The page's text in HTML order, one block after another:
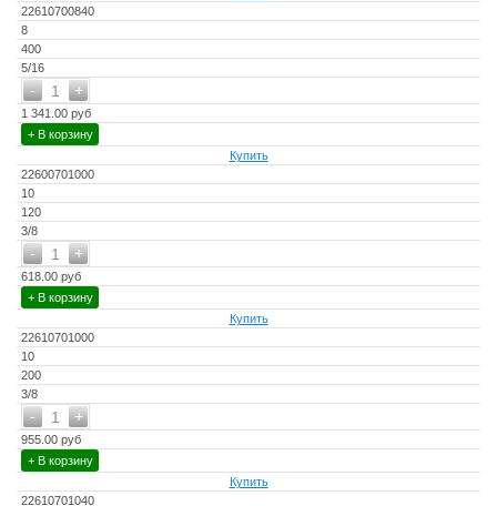
22610700840
8
400
5/16
+
- 1
1 341.00 руб
+ В корзину
Купить
22600701000
10
120
3/8
+
- 1
618.00 руб
+ В корзину
Купить
22610701000
10
200
3/8
+
- 1
955.00 руб
+ В корзину
Купить
22610701040